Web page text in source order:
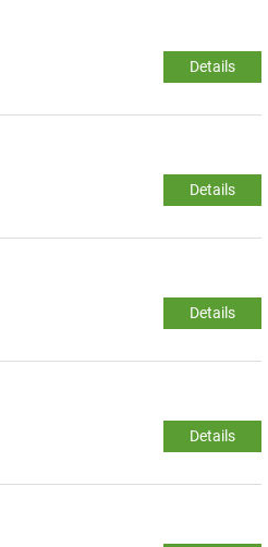
Details
Details
Details
Details